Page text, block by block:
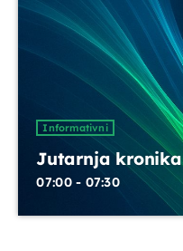
Informativni
Jutarnja kronika
07:00 - 07:30